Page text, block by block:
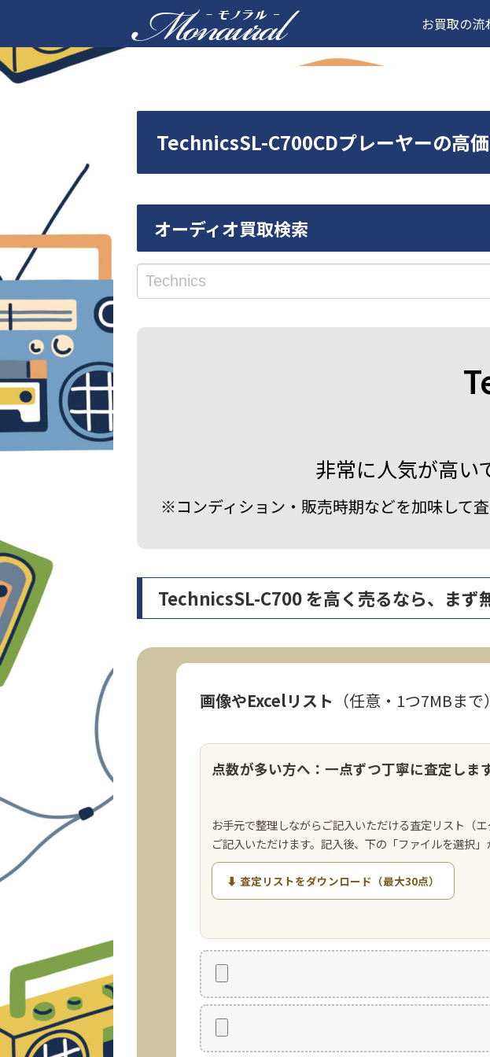
お買取の流
TechnicsSL-C700CDプレーヤーの高
オーディオ買取検索
非常に人気が高い
※コンディション・販売時期などを加味して
TechnicsSL-C700 を高く売るなら、まず
画像やExcelリスト （任意・1つ7MBまで）
点数が多い方へ：一点ずつ丁寧に査定しま
お手元で整理しながらご記入いただける査定リスト（
ご記入いただけます。記入後、下の「ファイルを選択」
⬇ 査定リストをダウンロード（最大30点）